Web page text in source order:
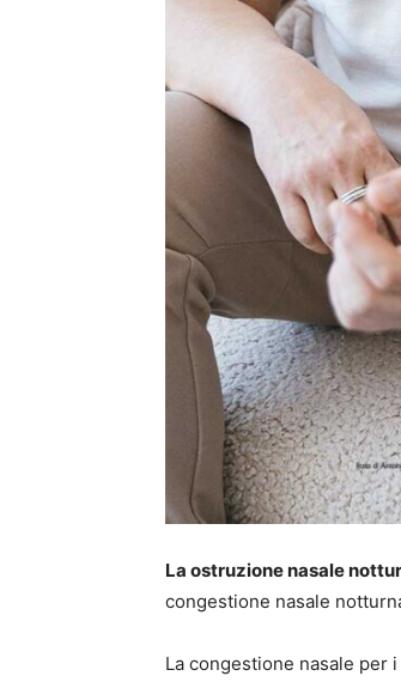
La ostruzione nasale
congestione nasale
La congestione nasale per